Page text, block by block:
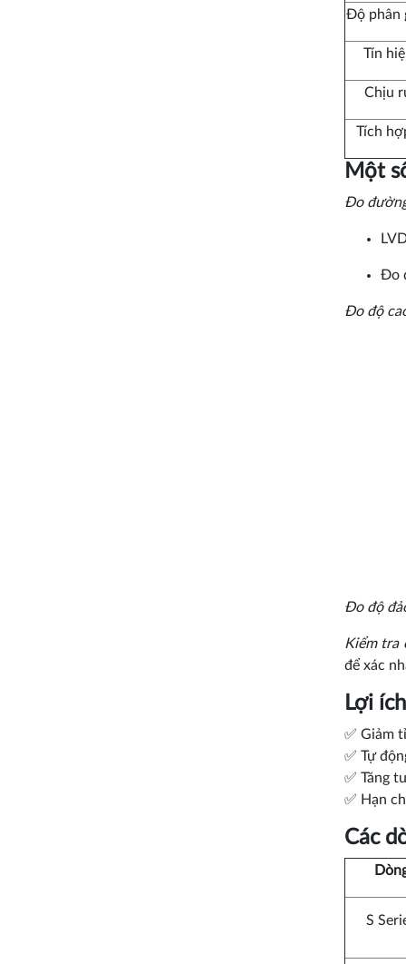
Độ phân
Tín
Chịu
Tích
Một
Đo
Đo
Đo độ
Đo độ
Kiểm tra
để xác
Lợi
✅ Giảm
✅ Tự
✅ Tăng
✅ Hạn
Các
S